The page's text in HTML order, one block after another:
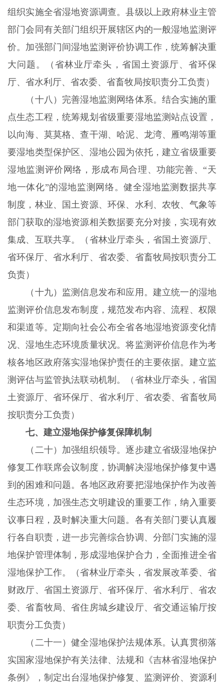
组织实施全省湿地资源调查。县级以上政府林业主管
部门会同有关部门组织开展辖区内的一般湿地监测评
价。加强部门间湿地监测评价协调工作，统筹解决重
大问题。（省林业厅牵头，省国土资源厅、省环保
厅、省水利厅、省农委、省畜牧局按职责分工负责）
（十八）完善湿地监测网络体系。结合实施的重
点生态工程，统筹规划省级重要湿地监测站点设置，
以向海、莫莫格、查干湖、哈泥、龙湾、雁鸣湖等重
要湿地类型保护区、湿地公园为依托，建立省级重要
湿地监测评价网络，形成布局合理、功能完善、 “天
地一体化”的湿地监测网络。健全湿地监测数据共享
制度，林业、国土资源、环保、水利、农牧、气象等
部门获取的湿地资源相关数据要充分对接，实现有效
集成、互联共享。（省林业厅牵头，省国土资源厅、
省环保厅、省水利厅、省农委、省畜牧局按职责分工
负责）
（十九）监测信息发布和应用。建立统一的湿地
监测评价信息发布制度，规范发布内容、流程、权限
和渠道等。定期向社会公布全省各地湿地资源变化情
况、湿地生态环境质量状况。将监测评价信息作为考
核各地区政府落实湿地保护责任的主要依据。建立监
测评估与监管执法联动机制。（省林业厅牵头，省国
土资源厅、省环保厅、省水利厅、省农委、省畜牧局
按职责分工负责）
七、建立湿地保护修复保障机制
（二十）加强组织领导。逐步建立省级湿地保护
修复工作联席会议制度，协调解决湿地保护修复中遇
到的困难和问题。各地区政府要把湿地保护作为改善
生态环境，加强生态文明建设的重要工作，纳入重要
议事日程，及时解决重大问题。各有关部门要认真履
行各自职责，进一步完善综合协调、分部门实施的湿
地保护管理体制，形成湿地保护合力，全面推进全省
湿地保护工作。（省林业厅牵头，省发展改革委、省
财政厅、省国土资源厅、省环保厅、省水利厅、省农
委、省畜牧局、省住房城乡建设厅、省交通运输厅按
职责分工负责）
（二十一）健全湿地保护法规体系。认真贯彻落
实国家湿地保护有关法律、法规和《吉林省湿地保护
条例》，制定出台湿地保护修复、监测评价、资源利